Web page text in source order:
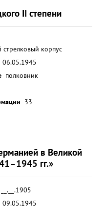
II степени
стрелковый корпус
06.05.1945
полковник
33
в Великой
гг.»
__.__.1905
09.05.1945